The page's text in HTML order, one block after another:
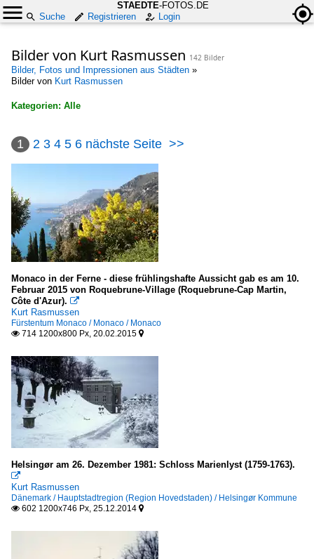
STAEDTE-FOTOS.DE
Suche
Registrieren Login
Bilder von Kurt Rasmussen 142 Bilder
Bilder, Fotos und Impressionen aus Städten »
Bilder von Kurt Rasmussen
Kategorien: Alle
Alle Kategorien
Lettland
Pilsrundale
Bauwerke
Sakrale Bauten
Italien
Dänemark
Hauptstadtregion (Region Hovedstaden)
Helsingør Kommune
Kopenhagen
Region Seeland (Sjaelland)
Stevns Kommune
Baden-Württemberg
1 2 3 4 5 6 nächste Seite >>
Monaco in der Ferne - diese frühlingshafte Aussicht gab es am 10.
Februar 2015 von Roquebrune-Village (Roquebrune-Cap Martin,
Côte d'Azur). 
Kurt Rasmussen
Fürstentum Monaco / Monaco / Monaco
 714 1200x800 Px, 20.02.2015 
Helsingør am 26. Dezember 1981: Schloss Marienlyst (1759-1763).

Kurt Rasmussen
Dänemark / Hauptstadtregion (Region Hovedstaden) / Helsingør Kommune
 602 1200x746 Px, 25.12.2014 